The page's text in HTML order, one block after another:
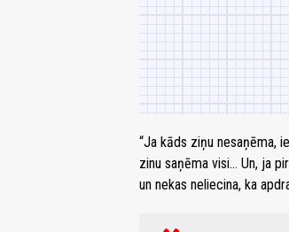
“Ja kāds ziņu nesaņēma,
zinu saņēma visi… Un, ja
un nekas neliecina, ka